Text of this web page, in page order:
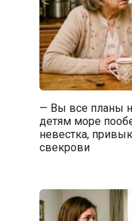
— Вы все планы
детям море
невестка,
свекрови